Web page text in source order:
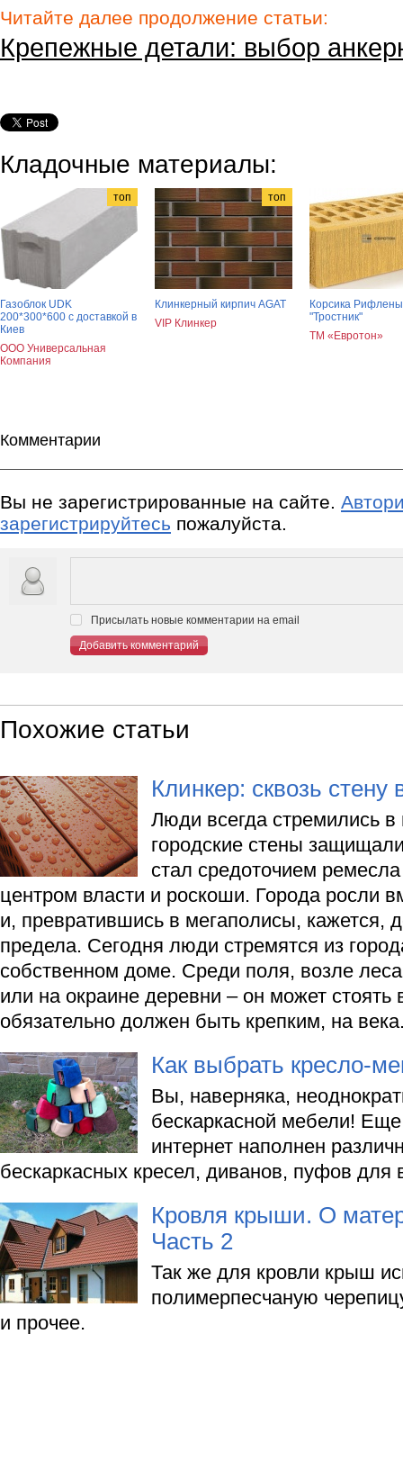
Читайте далее продолжение статьи:
Крепежные детали: выбор
Кладочные материалы:
топ
Газоблок UDK
200*300*600 с доставкой в
Киев
ООО Универсальная
Компания
топ
Клинкерный кирпич AGAT
VIP Клинкер
Корсика
"Тростник"
ТМ «Евротон»
Комментарии
Вы не зарегистрированные на сайте.
зарегистрируйтесь пожалуйста.
Присылать новые комментарии на email
Добавить комментарий
Похожие статьи
Клинкер: сквозь стену
Люди всегда стремились в
городские стены
стал средоточием
центром власти и роскоши. Города росли
и, превратившись в мегаполисы, кажется,
предела. Сегодня люди стремятся из
собственном доме. Среди поля, возле
или на окраине деревни – он может стоять
обязательно должен быть крепким, на
Как выбрать кресло-
Вы, наверняка,
бескаркасной мебели!
интернет наполнен
бескаркасных кресел, диванов, пуфов для
Кровля крыши. О
Часть 2
Так же для кровли крыш
полимерпесчаную
и прочее.